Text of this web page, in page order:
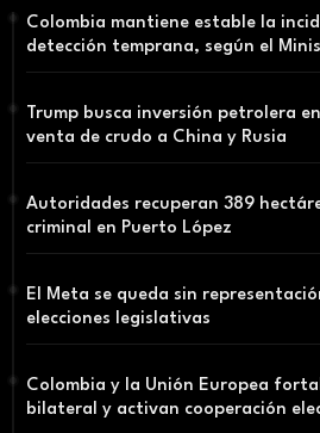
Colombia mantiene estable la
detección temprana, según el
Trump busca inversión petrolera
venta de crudo a China y Rusia
Autoridades recuperan 389
criminal en Puerto López
El Meta se queda sin
elecciones legislativas
Colombia y la Unión Europea
bilateral y activan cooperación